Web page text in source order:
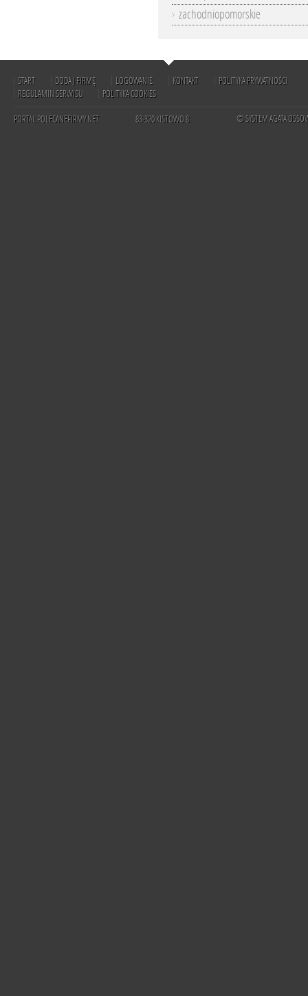
zachodniopomorskie
START DODAJ FIRMĘ LOGOWANIE KONTAKT
POLITYKA PRYWATNOŚCI
REGULAMIN SERWISU
POLITYKA COOKIES
PORTAL POLECANEFIRMY.NET 83-320 KISTOWO 8 © SYSTEM AGATA